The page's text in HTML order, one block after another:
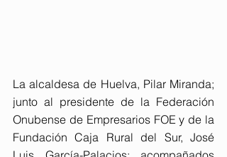
La alcaldesa de Huelva, Pilar Miranda;
junto al presidente de la Federación
Onubense de Empresarios FOE y de la
Fundación Caja Rural del Sur, José